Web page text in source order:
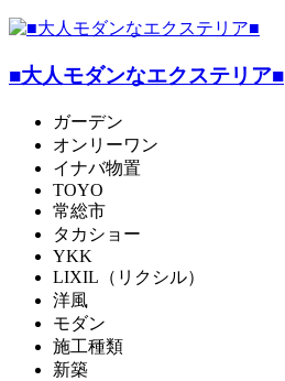
■大人モダンなエクステリア■
ガーデン
オンリーワン
イナバ物置
TOYO
常総市
タカショー
YKK
LIXIL（リクシル）
洋風
モダン
施工種類
新築